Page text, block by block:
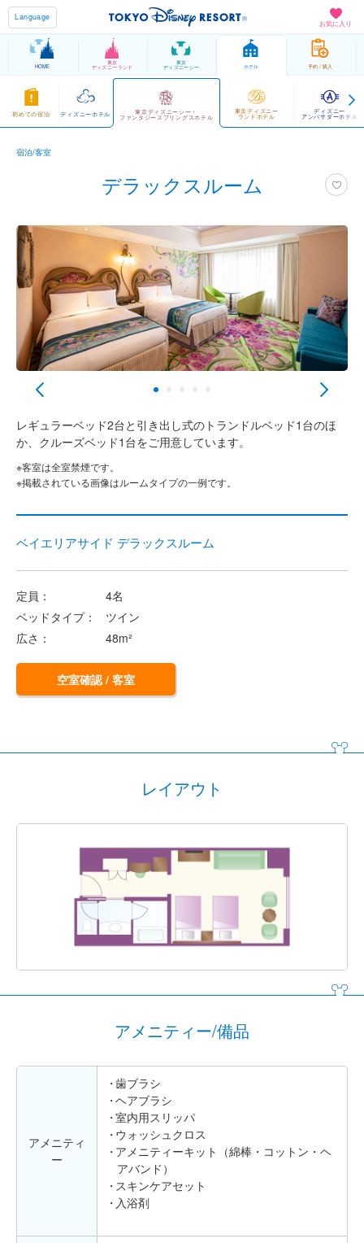
お気に入り
Language
HOME
東京
ディズニーランド
東京
ディズニーシー ホテル 予約 / 購入
初めての宿泊 ディズニーホテル 東京ディズニーシー・
ファンタジースプリングスホテル
東京ディズニー
ランドホテル
ディズニー
アンバサダーホテル
宿泊/客室
デラックスルーム
レギュラーベッド2台と引き出し式のトランドルベッド1台のほ
か、クルーズベッド1台をご用意しています。
※客室は全室禁煙です。
※掲載されている画像はルームタイプの一例です。
ベイエリアサイド デラックスルーム
定員：
4名
ベッドタイプ：
ツイン
広さ：
48m²
空室確認 / 客室
レイアウト
アメニティー/備品
アメニティ
ー
歯ブラシ
ヘアブラシ
室内用スリッパ
ウォッシュクロス
アメニティーキット（綿棒・コットン・ヘ
アバンド）
スキンケアセット
入浴剤